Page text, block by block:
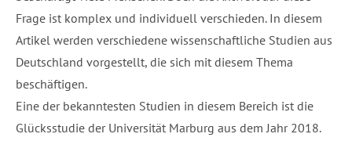
Frage ist komplex und individuell verschieden. In diesem
Artikel werden verschiedene wissenschaftliche Studien aus
Deutschland vorgestellt, die sich mit diesem Thema
beschäftigen.
Eine der bekanntesten Studien in diesem Bereich ist die
Glücksstudie der Universität Marburg aus dem Jahr 2018.